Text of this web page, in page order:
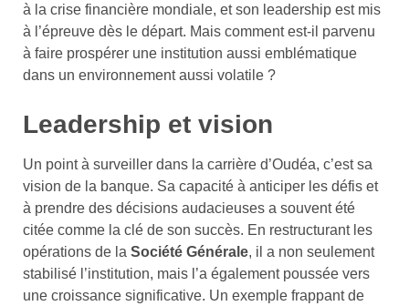
à la crise financière mondiale, et son leadership est mis
à l’épreuve dès le départ. Mais comment est-il parvenu
à faire prospérer une institution aussi emblématique
dans un environnement aussi volatile ?
Leadership et vision
Un point à surveiller dans la carrière d’Oudéa, c’est sa
vision de la banque. Sa capacité à anticiper les défis et
à prendre des décisions audacieuses a souvent été
citée comme la clé de son succès. En restructurant les
opérations de la Société Générale, il a non seulement
stabilisé l’institution, mais l’a également poussée vers
une croissance significative. Un exemple frappant de